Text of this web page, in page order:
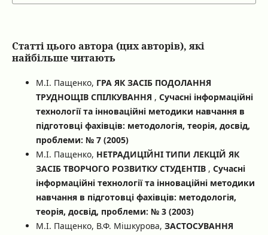
Статті цього автора (цих авторів), які
найбільше читають
М.І. Пащенко, ГРА ЯК ЗАСІБ ПОДОЛАННЯ
ТРУДНОЩІВ СПІЛКУВАННЯ , Сучасні інформаційні
технології та інноваційні методики навчання в
підготовці фахівців: методологія, теорія, досвід,
проблеми: № 7 (2005)
М.І. Пащенко, НЕТРАДИЦІЙНІ ТИПИ ЛЕКЦІЙ ЯК
ЗАСІБ ТВОРЧОГО РОЗВИТКУ СТУДЕНТІВ , Сучасні
інформаційні технології та інноваційні методики
навчання в підготовці фахівців: методологія,
теорія, досвід, проблеми: № 3 (2003)
М.І. Пащенко, В.Ф. Мішкурова, ЗАСТОСУВАННЯ